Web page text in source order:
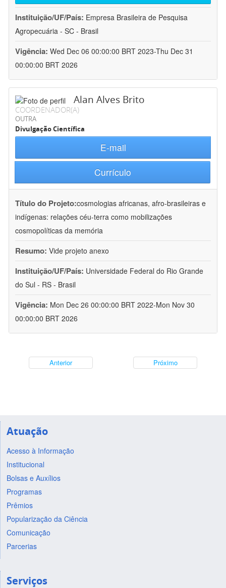
Instituição/UF/País: Empresa Brasileira de Pesquisa
Agropecuária - SC - Brasil
Vigência: Wed Dec 06 00:00:00 BRT 2023-Thu Dec 31
00:00:00 BRT 2026
Alan Alves Brito
COORDENADOR(A)
OUTRA
Divulgação Científica
E-mail
Currículo
Título do Projeto:cosmologias africanas, afro-brasileiras e
indígenas: relações céu-terra como mobilizações
cosmopolíticas da memória
Resumo: Vide projeto anexo
Instituição/UF/País: Universidade Federal do Rio Grande
do Sul - RS - Brasil
Vigência: Mon Dec 26 00:00:00 BRT 2022-Mon Nov 30
00:00:00 BRT 2026
Anterior Próximo
Atuação
Acesso à Informação
Institucional
Bolsas e Auxílios
Programas
Prêmios
Popularização da Ciência
Comunicação
Parcerias
Serviços